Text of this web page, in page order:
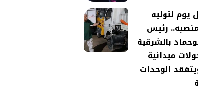
يوم لتوليه
رئيس
بالشرقية
ميدانية
الوحدات